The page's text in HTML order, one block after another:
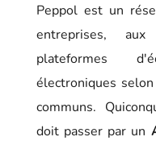
Peppol est un
entreprises,
plateformes
électroniques
communs.
doit passer par un